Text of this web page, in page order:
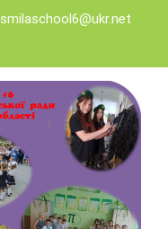
smilaschool6@ukr.net